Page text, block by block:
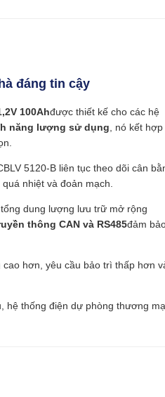
đáng tin cậy
100Ahđược thiết kế cho các hệ
năng lượng sử dụng , nó kết
5120-B liên tục theo dõi cân
nhiệt và đoản mạch.
tổng dung lượng lưu trữ mở rộng
thông CAN và RS485đảm
hơn, yêu cầu bảo trì thấp hơn
hệ thống điện dự phòng thương